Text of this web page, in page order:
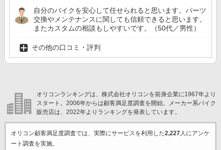
自分のバイクを安心して任せられると思います。パーツ
交換やメンテナンスに関しても信頼できると思います。
またカスタムの相談もしやすいです。（50代／男性）
その他の口コミ・評判
オリコンランキングは、株式会社オリコンを前身企業に1967年より
スタート。2006年からは顧客満足度調査を開始。メーカー系バイク
販売店は、2022年よりランキングを発表しています。
オリコン顧客満足度調査では、実際にサービスを利用した2,227人にアンケ
ート調査を実施。